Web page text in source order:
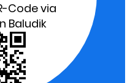
Code via
Baludik